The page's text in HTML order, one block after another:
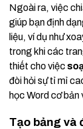
Ngoài ra, việc
giúp bạn định
liệu, ví dụ như
trong khi các
thiết cho việc
đòi hỏi sự tỉ mỉ
học Word cơ bản
Tạo bảng và